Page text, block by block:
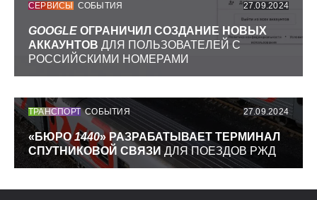
СЕРВИСЫ СОБЫТИЯ 27.09.2024
GOOGLE ОГРАНИЧИЛ СОЗДАНИЕ НОВЫХ
АККАУНТОВ ДЛЯ ПОЛЬЗОВАТЕЛЕЙ С
РОССИЙСКИМИ НОМЕРАМИ
ТРАНСПОРТ СОБЫТИЯ 27.09.2024
«БЮРО1440» РАЗРАБАТЫВАЕТ ТЕРМИНАЛ
СПУТНИКОВОЙ СВЯЗИ ДЛЯ ПОЕЗДОВ РЖД